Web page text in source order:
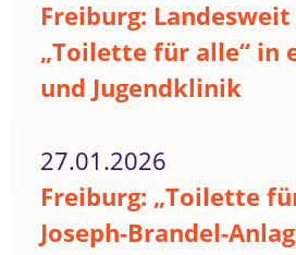
Freiburg:
„Toilette für alle“ in
und Jugendklinik
27.01.2026
Freiburg: „Toilette
Joseph-Brandel-